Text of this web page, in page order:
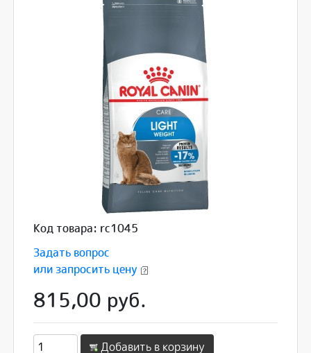
Код товара: rc1045
Задать вопрос
или запросить цену
815,00 руб.
Добавить в корзину